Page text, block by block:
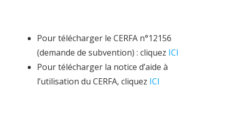
Pour télécharger le CERFA n°12156
(demande de subvention) : cliquez ICI
Pour télécharger la notice d’aide à
l’utilisation du CERFA, cliquez ICI